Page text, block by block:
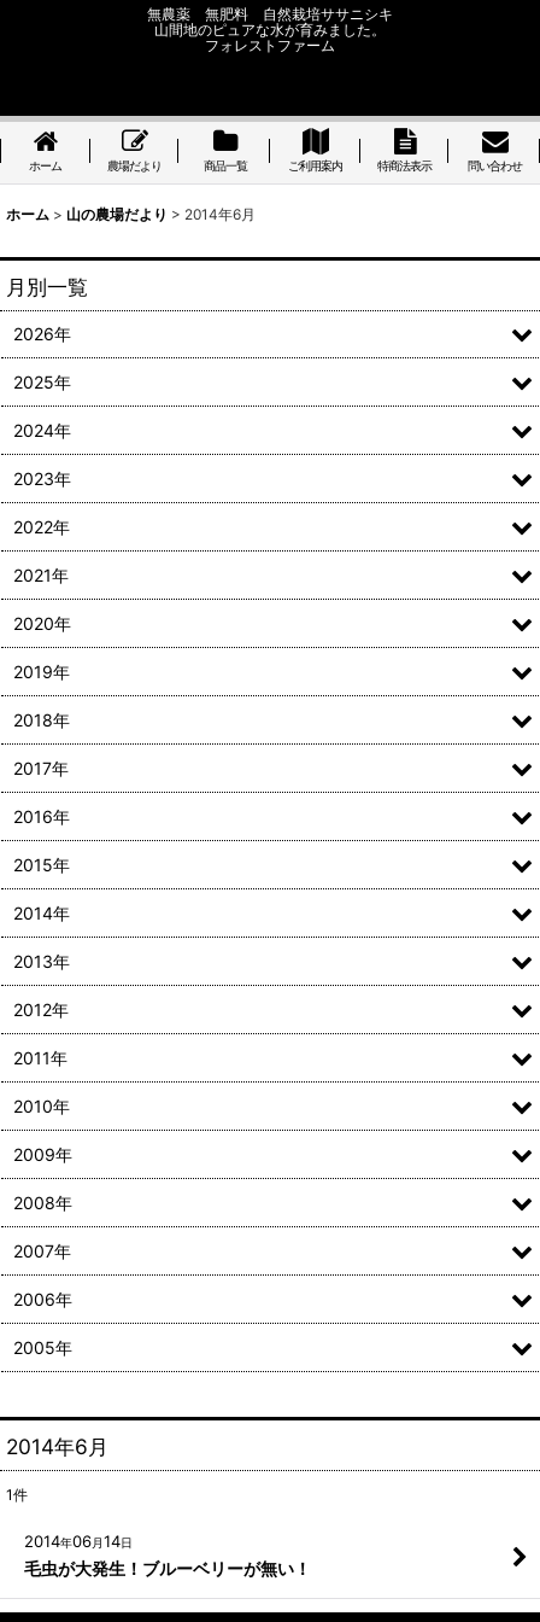
無農薬 無肥料 自然栽培ササニシキ
山間地のピュアな水が育みました。
フォレストファーム
ホーム 農場だより 商品一覧 ご利用案内 特商法表示 問い合わせ
ホーム > 山の農場だより > 2014年6月
2014年6月
1件
2014年06月14日
毛虫が大発生！ブルーベリーが無い！
月別一覧
2026年
2025年
2024年
2023年
2022年
2021年
2020年
2019年
2018年
2017年
2016年
2015年
2014年
2013年
2012年
2011年
2010年
2009年
2008年
2007年
2006年
2005年